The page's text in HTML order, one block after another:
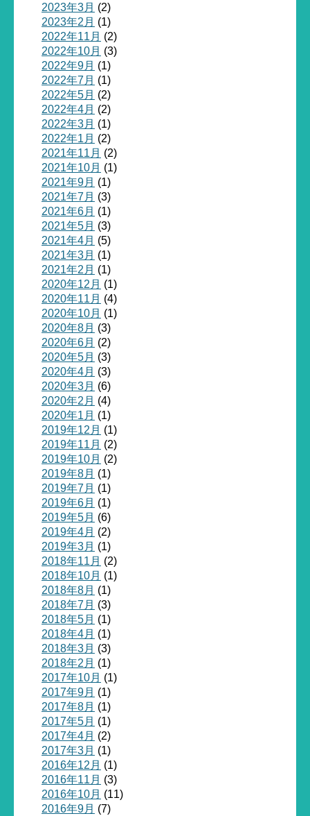
2023年3月 (2)
2023年2月 (1)
2022年11月 (2)
2022年10月 (3)
2022年9月 (1)
2022年7月 (1)
2022年5月 (2)
2022年4月 (2)
2022年3月 (1)
2022年1月 (2)
2021年11月 (2)
2021年10月 (1)
2021年9月 (1)
2021年7月 (3)
2021年6月 (1)
2021年5月 (3)
2021年4月 (5)
2021年3月 (1)
2021年2月 (1)
2020年12月 (1)
2020年11月 (4)
2020年10月 (1)
2020年8月 (3)
2020年6月 (2)
2020年5月 (3)
2020年4月 (3)
2020年3月 (6)
2020年2月 (4)
2020年1月 (1)
2019年12月 (1)
2019年11月 (2)
2019年10月 (2)
2019年8月 (1)
2019年7月 (1)
2019年6月 (1)
2019年5月 (6)
2019年4月 (2)
2019年3月 (1)
2018年11月 (2)
2018年10月 (1)
2018年8月 (1)
2018年7月 (3)
2018年5月 (1)
2018年4月 (1)
2018年3月 (3)
2018年2月 (1)
2017年10月 (1)
2017年9月 (1)
2017年8月 (1)
2017年5月 (1)
2017年4月 (2)
2017年3月 (1)
2016年12月 (1)
2016年11月 (3)
2016年10月 (11)
2016年9月 (7)